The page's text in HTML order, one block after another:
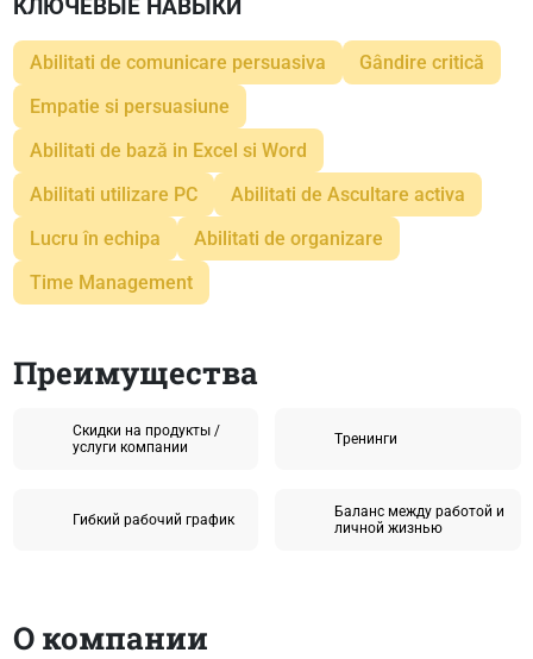
КЛЮЧЕВЫЕ НАВЫКИ
Abilitati de comunicare persuasiva
Gândire critică
Empatie si persuasiune
Abilitati de bază in Excel si Word
Abilitati utilizare PC
Abilitati de Ascultare activa
Lucru în echipa
Abilitati de organizare
Time Management
Преимущества
Скидки на продукты /
услуги компании
Tренинги
Гибкий рабочий график
Баланс между работой и
личной жизнью
О компании